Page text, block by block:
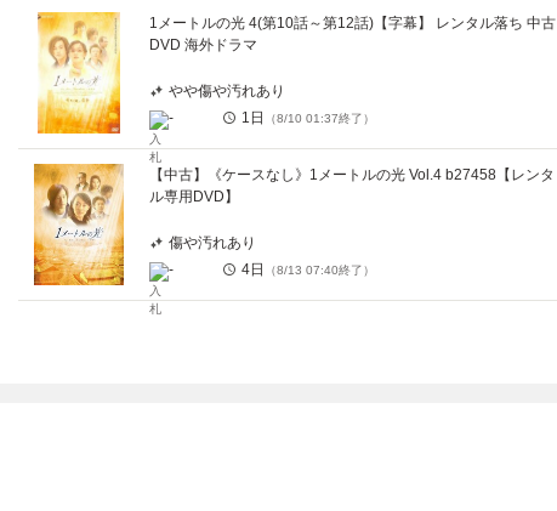
1メートルの光 4(第10話～第12話)【字幕】 レンタル落ち 中古
DVD 海外ドラマ
やや傷や汚れあり
-
1日 （8/10 01:37終了）
【中古】《ケースなし》1メートルの光 Vol.4 b27458【レンタ
ル専用DVD】
傷や汚れあり
-
4日 （8/13 07:40終了）